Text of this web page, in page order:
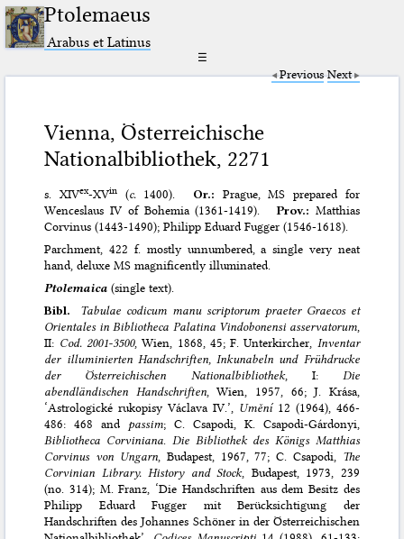
Ptolemaeus
Arabus et Latinus
☰
Previous Next
Vienna, Österreichische
Nationalbibliothek, 2271
s. XIVex-XVin(c. 1400). Or.:
Prague, MS prepared for
Wenceslaus IV of Bohemia (1361-1419).
Prov.: Matthias
Corvinus (1443-1490); Philipp Eduard Fugger (1546-1618).
Parchment, 422 f. mostly unnumbered, a single very neat
hand, deluxe MS magnificently illuminated.
Ptolemaica (single text).
Bibl. Tabulae codicum manu scriptorum praeter Graecos et
Orientales in Bibliotheca Palatina Vindobonensi asservatorum,
II: Cod. 2001-3500, Wien, 1868, 45; F. Unterkircher, Inventar
der illuminierten Handschriften, Inkunabeln und Frühdrucke
der Österreichischen Nationalbibliothek, I: Die
abendländischen Handschriften, Wien, 1957, 66; J. Krása,
‘Astrologické rukopisy Václava IV.’, Umění12 (1964), 466-
486: 468 and passim; C. Csapodi, K. Csapodi-Gárdonyi,
Bibliotheca Corviniana
Die Bibliothek des Königs Matthias
Corvinus von Ungarn, Budapest, 1967, 77; C. Csapodi, The
Corvinian Library. History and Stock, Budapest, 1973, 239
(no. 314); M. Franz, ‘Die Handschriften aus dem Besitz des
Philipp Eduard Fugger mit Berücksichtigung der
Handschriften des Johannes Schöner in der Österreichischen